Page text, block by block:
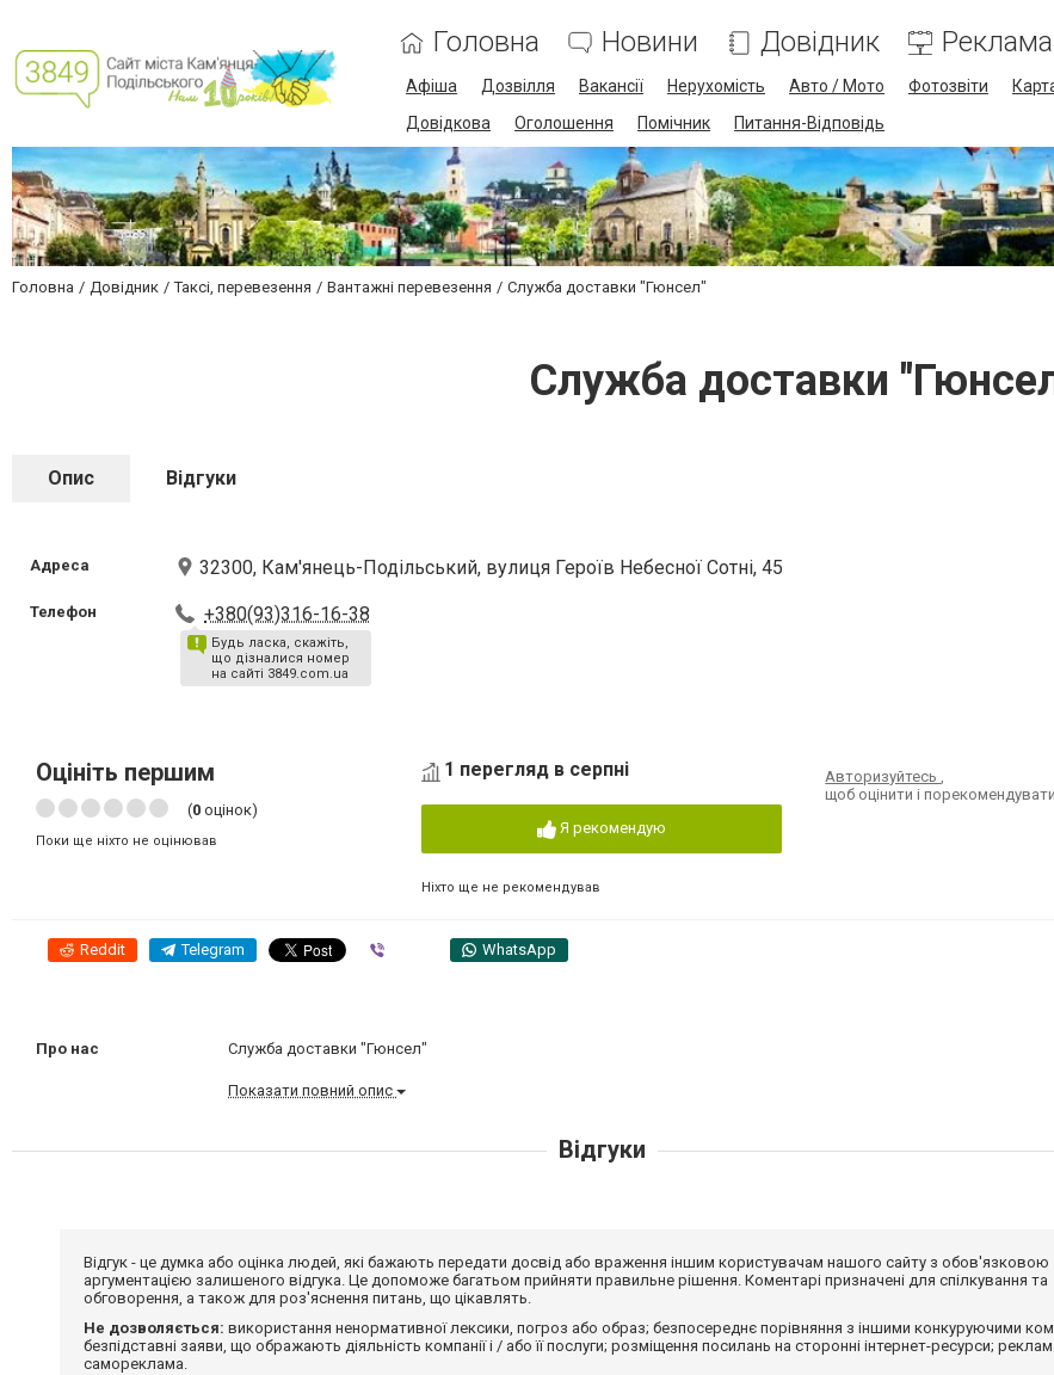
Головна Новини Довідник Реклама
Афіша Дозвілля Вакансії Нерухомість Авто / Мото Фотозвіти
Довідкова
Оголошення Помічник Питання-Відповідь
Головна Довідник Таксі, перевезення Вантажні перевезення Служба доставки "Гюнсел"
Служба доставки
Опис Відгуки
Адреса 32300, Кам'янець-Подільський, вулиця Героїв Небесної Сотні, 45
Телефон +380(93)316-16-38
Будь ласка, скажіть,
що дізналися номер
на сайті 3849.com.ua
Оцініть першим
(0 оцінок)
Поки ще ніхто не оцінював
1 перегляд в серпні
Я рекомендую
Ніхто ще не рекомендував
Авторизуйтесь,
щоб оцінити і порекомендувати
Reddit Telegram WhatsApp
Про нас Служба доставки "Гюнсел"
Показати повний опис
Відгуки
Відгук - це думка або оцінка людей, які бажають передати досвід або враження іншим користувачам нашого сайту з обов'язковою
аргументацією залишеного відгука. Це допоможе багатьом прийняти правильне рішення. Коментарі призначені для спілкування та
обговорення, а також для роз'яснення питань, що цікавлять.
Не дозволяється: використання ненормативної лексики, погроз або образ; безпосереднє порівняння з іншими конкуруючими
безпідставні заяви, що ображають діяльність компанії і / або її послуги; розміщення посилань на сторонні інтернет-ресурси;
самореклама.